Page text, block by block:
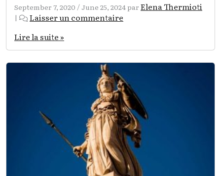
September 7, 2020 /June 25, 2024par Elena Thermioti
|
Laisser un commentaire
Lire la suite »